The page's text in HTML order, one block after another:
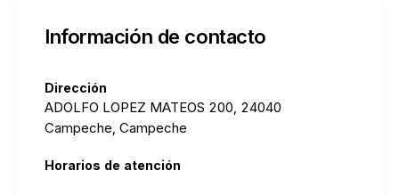
Información de contacto
Dirección
ADOLFO LOPEZ MATEOS 200, 24040
Campeche, Campeche
Horarios de atención